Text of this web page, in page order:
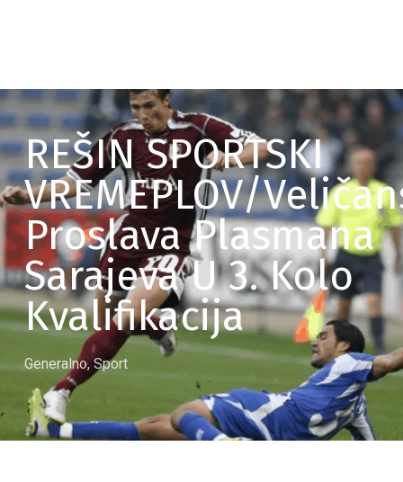
REŠIN SPORTSKI
VREMEPLOV/
Proslava Plasmana
Sarajeva U 3. Kolo
Kvalifikacija
Generalno,Sport